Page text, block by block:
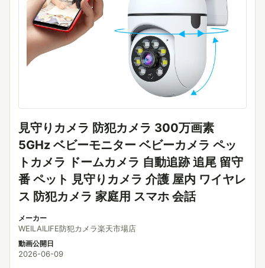
見守りカメラ 防犯カメラ 300万画素
5GHz ベビーモニター ベビーカメラ ペッ
トカメラ ドームカメラ 自動追跡 追尾 留守
番 ペット 見守りカメラ 介護 屋内 ワイヤレ
ス 防犯カメラ 家庭用 スマホ 会話
メーカー
WEILAILIFE防犯カメラ楽天市場店
動画公開日
2026-06-09